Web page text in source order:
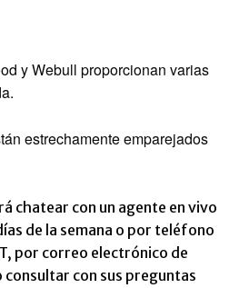
y Webull proporcionan varias
estrechamente emparejados
chatear con un agente en vivo
de la semana o por teléfono
por correo electrónico de
consultar con sus preguntas